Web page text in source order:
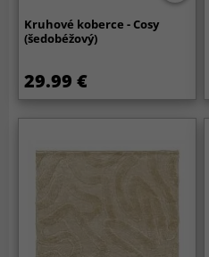
Kruhové koberce - Cosy
(šedobéžový)
29.99 €